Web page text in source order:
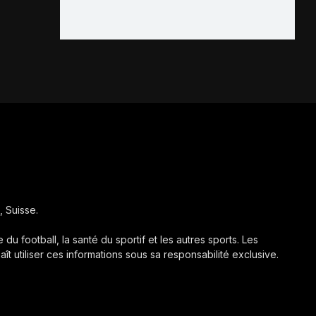
Suisse.
football, la santé du sportif et les autres sports. Les
utiliser ces informations sous sa responsabilité exclusive.